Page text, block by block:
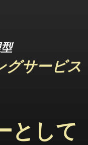
グサービス
として